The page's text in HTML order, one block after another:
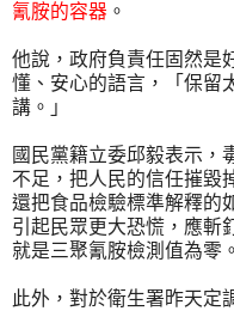
氰胺的容器 。
他說，政府負責任固然是
懂、安心的語言，「保留
講。」
國民黨籍立委邱毅表示，
不足，把人民的信任摧毀
還把食品檢驗標準解釋的
引起民眾更大恐慌，應斬
就是三聚氰胺檢測值為零。
此外，對於衛生署昨天定